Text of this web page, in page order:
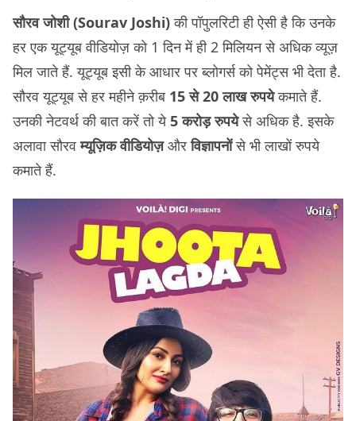
सौरव जोशी (Sourav Joshi)की पॉपुलरिटी ही ऐसी है कि उनके
हर एक यूट्यूब वीडियोज़ को 1 दिन में ही 2 मिलियन से अधिक व्यूज़
मिल जाते हैं. यूट्यूब इसी के आधार पर ब्लोगर्स को पेमेंट्स भी देता है.
सौरव यूट्यूब से हर महीने क़रीब 15 से 20 लाख रुपयेकमाते हैं.
उनकी नेटवर्थ की बात करें तो ये5 करोड़ रुपयेसे अधिक है. इसके
अलावा सौरवम्यूज़िक वीडियोज़औरविज्ञापनोंसे भी लाखों रुपये
कमाते हैं.